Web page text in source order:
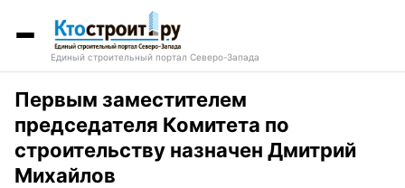
Единый строительный портал Северо-Запада
Первым заместителем
председателя Комитета по
строительству назначен Дмитрий
Михайлов